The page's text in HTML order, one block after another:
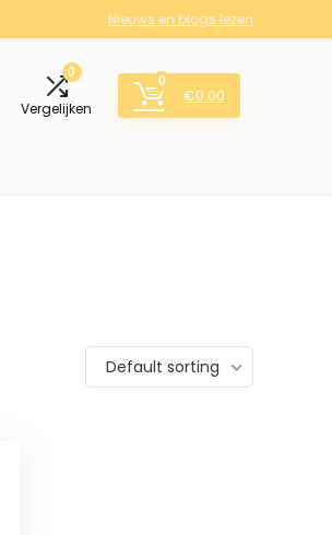
Nieuws en blogs lezen
0
Vergelijken
0
€0.00
Default sorting